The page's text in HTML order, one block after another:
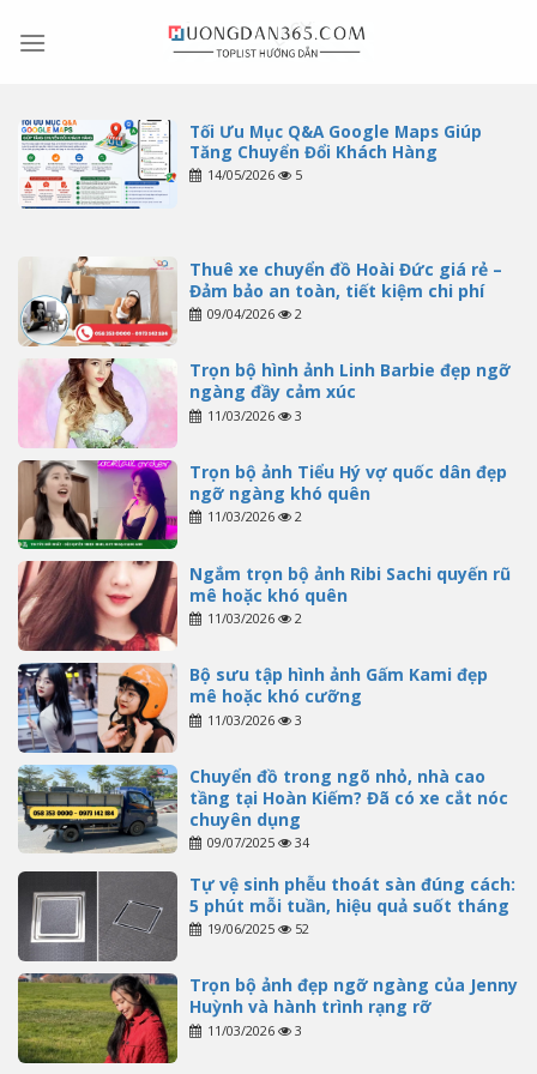
Tối Ưu Mục Q&A Google Maps Giúp
Tăng Chuyển Đổi Khách Hàng
14/05/2026 5
Thuê xe chuyển đồ Hoài Đức giá rẻ –
Đảm bảo an toàn, tiết kiệm chi phí
09/04/2026 2
Trọn bộ hình ảnh Linh Barbie đẹp ngỡ
ngàng đầy cảm xúc
11/03/2026 3
Trọn bộ ảnh Tiểu Hý vợ quốc dân đẹp
ngỡ ngàng khó quên
11/03/2026 2
Ngắm trọn bộ ảnh Ribi Sachi quyến rũ
mê hoặc khó quên
11/03/2026 2
Bộ sưu tập hình ảnh Gấm Kami đẹp
mê hoặc khó cưỡng
11/03/2026 3
Chuyển đồ trong ngõ nhỏ, nhà cao
tầng tại Hoàn Kiếm? Đã có xe cắt nóc
chuyên dụng
09/07/2025 34
Tự vệ sinh phễu thoát sàn đúng cách:
5 phút mỗi tuần, hiệu quả suốt tháng
19/06/2025 52
Trọn bộ ảnh đẹp ngỡ ngàng của Jenny
Huỳnh và hành trình rạng rỡ
11/03/2026 3